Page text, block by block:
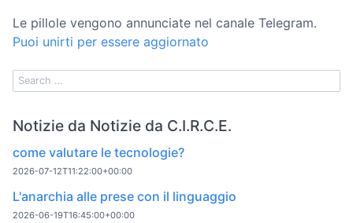
Le pillole vengono annunciate nel canale Telegram.
Puoi unirti per essere aggiornato
Notizie da Notizie da C.I.R.C.E.
come valutare le tecnologie?
2026-07-12T11:22:00+00:00
L'anarchia alle prese con il linguaggio
2026-06-19T16:45:00+00:00